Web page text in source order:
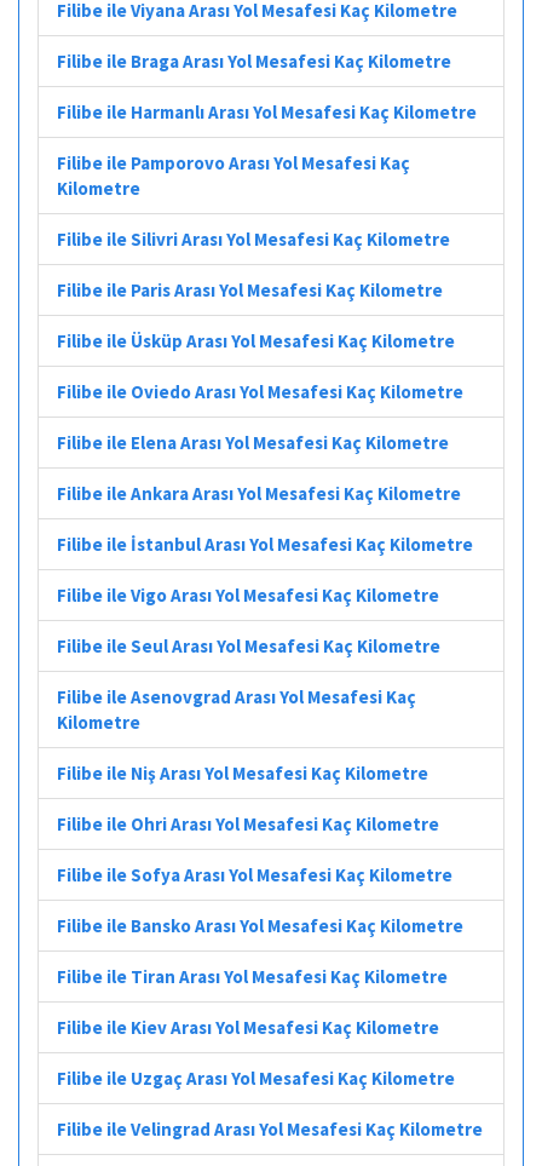
Filibe ile Viyana Arası Yol Mesafesi Kaç Kilometre
Filibe ile Braga Arası Yol Mesafesi Kaç Kilometre
Filibe ile Harmanlı Arası Yol Mesafesi Kaç Kilometre
Filibe ile Pamporovo Arası Yol Mesafesi Kaç
Kilometre
Filibe ile Silivri Arası Yol Mesafesi Kaç Kilometre
Filibe ile Paris Arası Yol Mesafesi Kaç Kilometre
Filibe ile Üsküp Arası Yol Mesafesi Kaç Kilometre
Filibe ile Oviedo Arası Yol Mesafesi Kaç Kilometre
Filibe ile Elena Arası Yol Mesafesi Kaç Kilometre
Filibe ile Ankara Arası Yol Mesafesi Kaç Kilometre
Filibe ile İstanbul Arası Yol Mesafesi Kaç Kilometre
Filibe ile Vigo Arası Yol Mesafesi Kaç Kilometre
Filibe ile Seul Arası Yol Mesafesi Kaç Kilometre
Filibe ile Asenovgrad Arası Yol Mesafesi Kaç
Kilometre
Filibe ile Niş Arası Yol Mesafesi Kaç Kilometre
Filibe ile Ohri Arası Yol Mesafesi Kaç Kilometre
Filibe ile Sofya Arası Yol Mesafesi Kaç Kilometre
Filibe ile Bansko Arası Yol Mesafesi Kaç Kilometre
Filibe ile Tiran Arası Yol Mesafesi Kaç Kilometre
Filibe ile Kiev Arası Yol Mesafesi Kaç Kilometre
Filibe ile Uzgaç Arası Yol Mesafesi Kaç Kilometre
Filibe ile Velingrad Arası Yol Mesafesi Kaç Kilometre